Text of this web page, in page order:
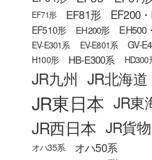
EF71形 EF81形 EF200
EF510形 EH200形 EH500
EV-E301系 EV-E801系 GV-
H100形 HB-E300系 HD300
JR九州 JR北海道
JR東日本 JR東
JR西日本 JR貨物
オハ35系
オハ50系